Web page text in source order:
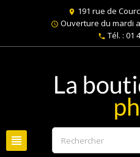
location_on 191 rue de
schedule Ouverture du mardi
phone Tél. : 01
view_headline